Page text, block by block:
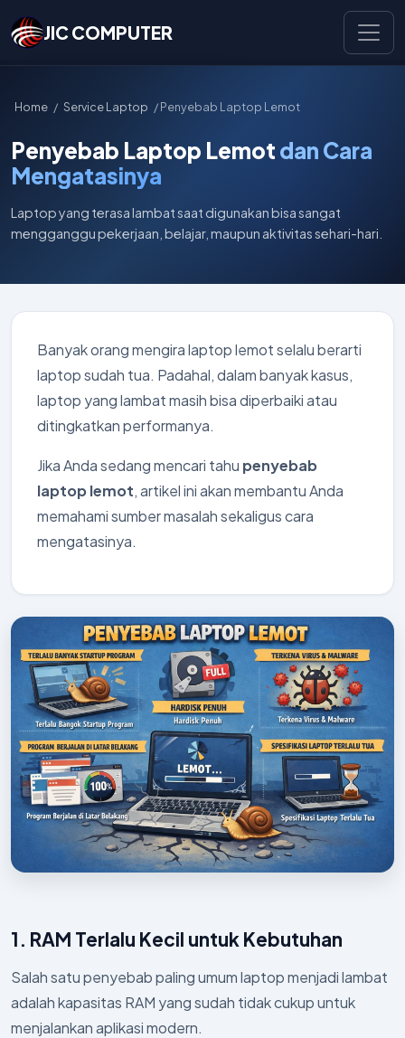
JIC COMPUTER
Home / Service Laptop / Penyebab Laptop Lemot
Penyebab Laptop Lemot dan Cara
Mengatasinya
Laptop yang terasa lambat saat digunakan bisa sangat
mengganggu pekerjaan, belajar, maupun aktivitas sehari-hari.
Banyak orang mengira laptop lemot selalu berarti
laptop sudah tua. Padahal, dalam banyak kasus,
laptop yang lambat masih bisa diperbaiki atau
ditingkatkan performanya.
Jika Anda sedang mencari tahu penyebab
laptop lemot, artikel ini akan membantu Anda
memahami sumber masalah sekaligus cara
mengatasinya.
1. RAM Terlalu Kecil untuk Kebutuhan
Salah satu penyebab paling umum laptop menjadi lambat
adalah kapasitas RAM yang sudah tidak cukup untuk
menjalankan aplikasi modern.